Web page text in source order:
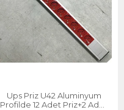
Ups Priz U42 Aluminyum
Profilde 12 Adet Priz+2 Adet